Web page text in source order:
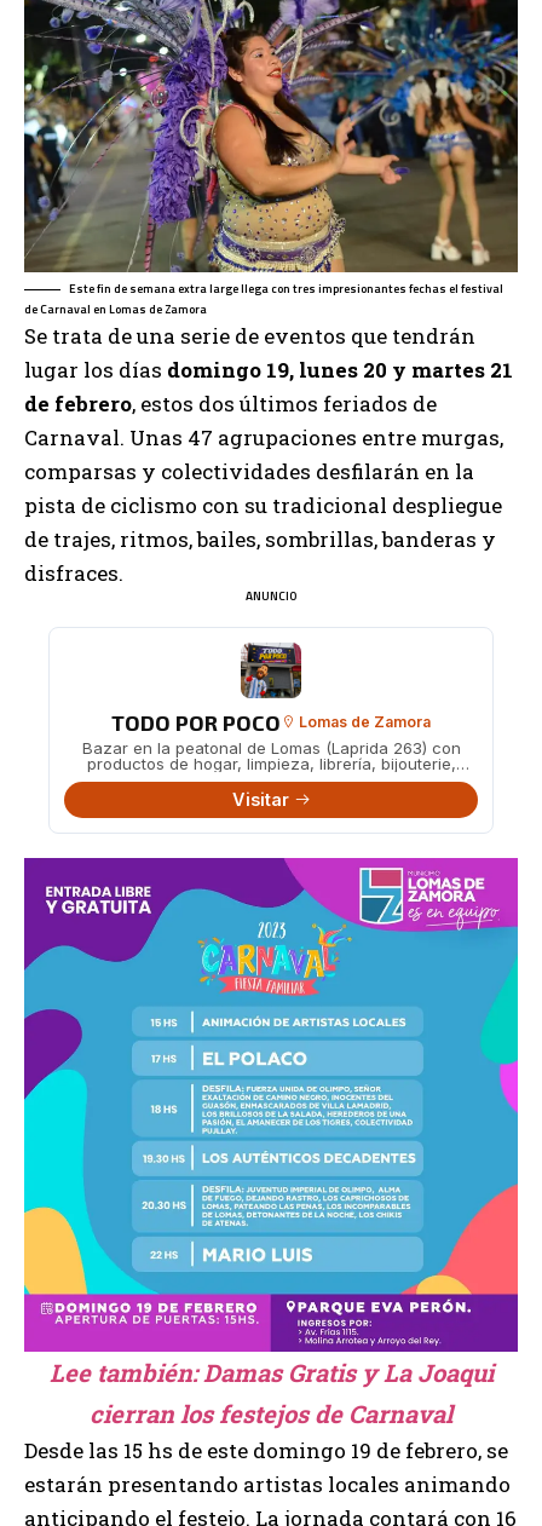
Este fin de semana extra large llega con tres impresionantes fechas el festival
de Carnaval en Lomas de Zamora
Se trata de una serie de eventos que tendrán
lugar los días domingo 19, lunes 20 y martes 21
de febrero, estos dos últimos feriados de
Carnaval. Unas 47 agrupaciones entre murgas,
comparsas y colectividades desfilarán en la
pista de ciclismo con su tradicional despliegue
de trajes, ritmos, bailes, sombrillas, banderas y
disfraces.
ANUNCIO
TODO POR POCO Lomas de Zamora
Bazar en la peatonal de Lomas (Laprida 263) con
productos de hogar, limpieza, librería, bijouterie,
juguetes y más a precios accesibles.
Visitar
Lee también:Damas Gratis y La Joaqui
cierran los festejos de Carnaval
Desde las 15 hs de este domingo 19 de febrero, se
estarán presentando artistas locales animando
anticipando el festejo. La jornada contará con 16